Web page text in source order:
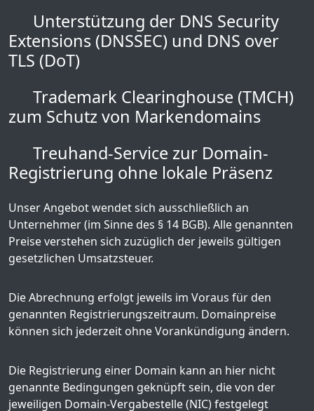
Unterstützung der DNS Security
Extensions (DNSSEC) und DNS over
TLS (DoT)
Trademark Clearinghouse (TMCH)
zum Schutz von Markendomains
Treuhand-Service zur Domain-
Registrierung ohne lokale Präsenz
Unser Angebot wendet sich ausschließlich an
Unternehmer (im Sinne des § 14 BGB). Alle genannten
Preise verstehen sich zuzüglich der jeweils gültigen
gesetzlichen Umsatzsteuer.
Die Abrechnung erfolgt jeweils im Voraus für den
genannten Registrierungszeitraum. Domainpreise
können sich jederzeit ohne Vorankündigung ändern.
Die Registrierung einer Domain kann an hier nicht
genannte Bedingungen geknüpft sein, die von der
jeweiligen Domain-Vergabestelle (NIC) festgelegt